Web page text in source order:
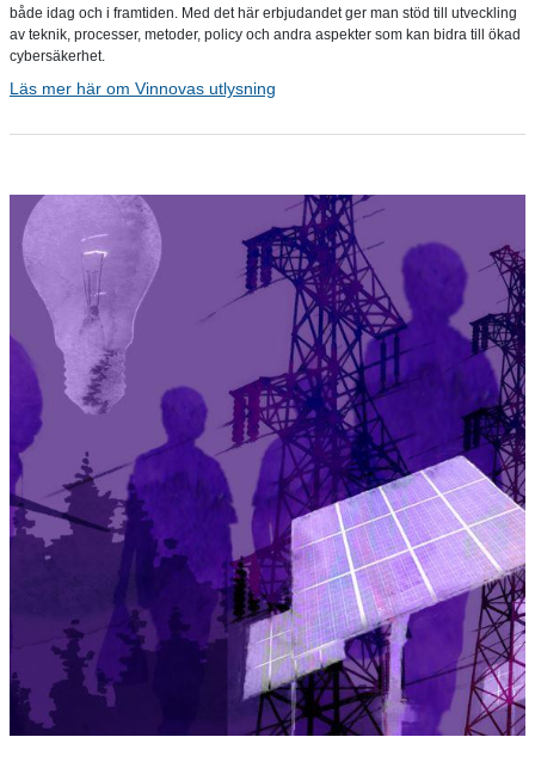
både idag och i framtiden. Med det här erbjudandet ger man stöd till utveckling
av teknik, processer, metoder, policy och andra aspekter som kan bidra till ökad
cybersäkerhet.
Läs mer här om Vinnovas utlysning